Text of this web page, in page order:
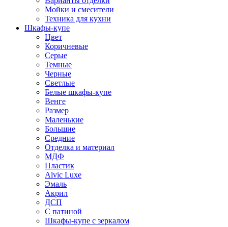
Мойки и смесители
Техника для кухни
Шкафы-купе
Цвет
Коричневые
Серые
Темные
Черные
Светлые
Белые шкафы-купе
Венге
Размер
Маленькие
Большие
Средние
Отделка и материал
МДФ
Пластик
Alvic Luxe
Эмаль
Акрил
ДСП
С патиной
Шкафы-купе с зеркалом